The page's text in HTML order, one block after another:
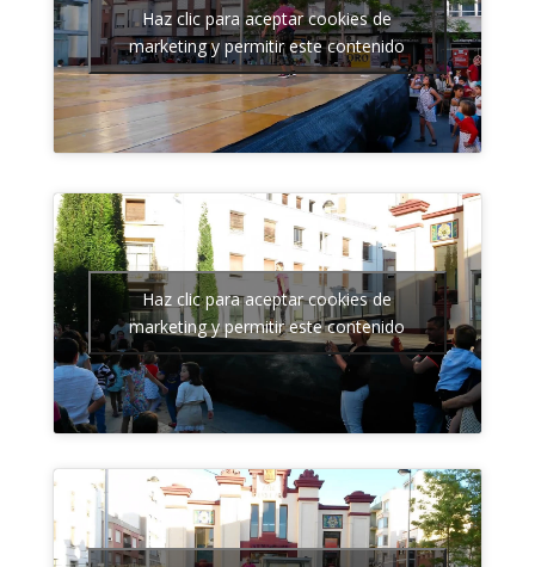
Haz clic para aceptar cookies de
marketing y permitir este contenido
Haz clic para aceptar cookies de
marketing y permitir este contenido